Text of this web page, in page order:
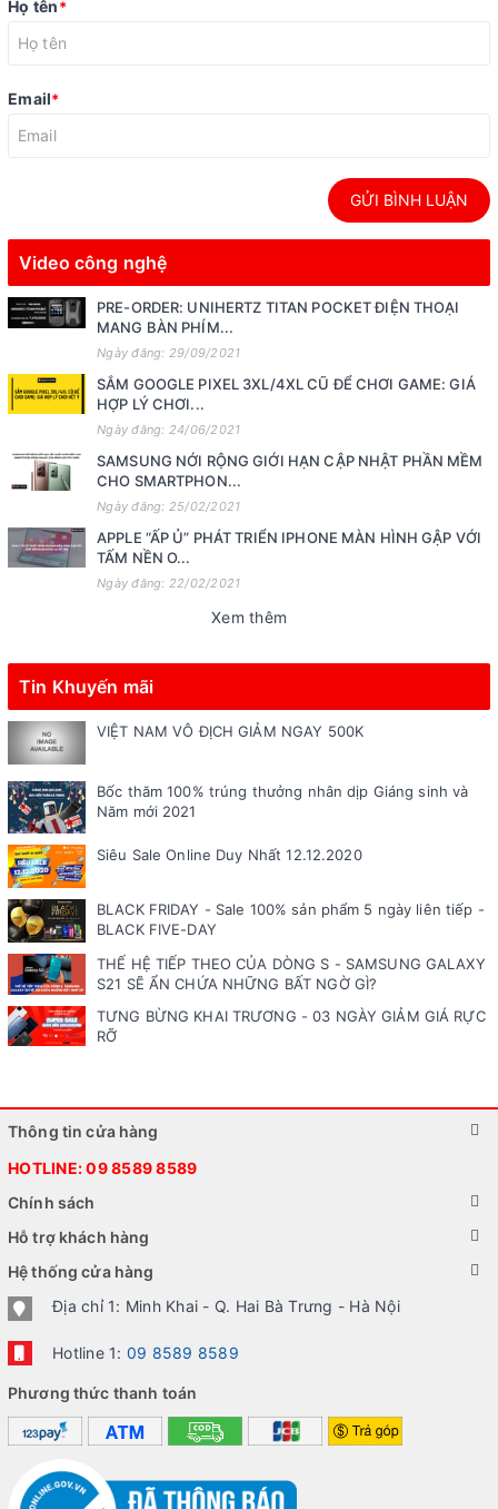
Họ tên*
Email*
GỬI BÌNH LUẬN
Video công nghệ
PRE-ORDER: UNIHERTZ TITAN POCKET ĐIỆN THOẠI
MANG BÀN PHÍM...
Ngày đăng: 29/09/2021
SẮM GOOGLE PIXEL 3XL/4XL CŨ ĐỂ CHƠI GAME: GIÁ
HỢP LÝ CHƠI...
Ngày đăng: 24/06/2021
SAMSUNG NỚI RỘNG GIỚI HẠN CẬP NHẬT PHẦN MỀM
CHO SMARTPHON...
Ngày đăng: 25/02/2021
APPLE “ẤP Ủ” PHÁT TRIỂN IPHONE MÀN HÌNH GẬP VỚI
TẤM NỀN O...
Ngày đăng: 22/02/2021
Xem thêm
Tin Khuyến mãi
VIỆT NAM VÔ ĐỊCH GIẢM NGAY 500K
Bốc thăm 100% trúng thưởng nhân dịp Giáng sinh và
Năm mới 2021
Siêu Sale Online Duy Nhất 12.12.2020
BLACK FRIDAY - Sale 100% sản phẩm 5 ngày liên tiếp -
BLACK FIVE-DAY
THẾ HỆ TIẾP THEO CỦA DÒNG S - SAMSUNG GALAXY
S21 SẼ ẨN CHỨA NHỮNG BẤT NGỜ GÌ?
TƯNG BỪNG KHAI TRƯƠNG - 03 NGÀY GIẢM GIÁ RỰC
RỠ
Thông tin cửa hàng
HOTLINE:09 8589 8589
Chính sách
Hỗ trợ khách hàng
Hệ thống cửa hàng
Địa chỉ 1: Minh Khai - Q. Hai Bà Trưng - Hà Nội
Hotline 1: 09 8589 8589
Phương thức thanh toán